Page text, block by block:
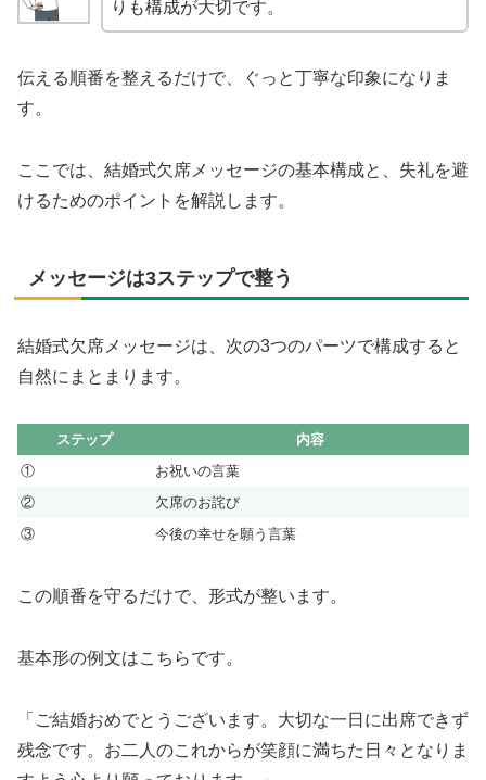
りも構成が大切です。
伝える順番を整えるだけで、ぐっと丁寧な印象になりま
す。
ここでは、結婚式欠席メッセージの基本構成と、失礼を避
けるためのポイントを解説します。
メッセージは3ステップで整う
結婚式欠席メッセージは、次の3つのパーツで構成すると
自然にまとまります。
ステップ
内容
①
お祝いの言葉
②
欠席のお詫び
③
今後の幸せを願う言葉
この順番を守るだけで、形式が整います。
基本形の例文はこちらです。
「ご結婚おめでとうございます。大切な一日に出席できず
残念です。お二人のこれからが笑顔に満ちた日々となりま